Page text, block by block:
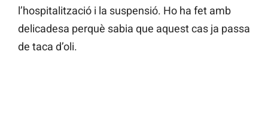
l’hospitalització i la suspensió. Ho ha fet amb
delicadesa perquè sabia que aquest cas ja passa
de taca d’oli.